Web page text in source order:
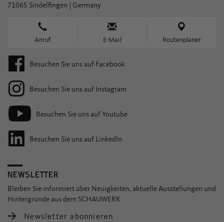
71065 Sindelfingen | Germany
Anruf E-Mail Routenplaner
Besuchen Sie uns auf Facebook
Besuchen Sie uns auf Instagram
Besuchen Sie uns auf Youtube
Besuchen Sie uns auf LinkedIn
NEWSLETTER
Bleiben Sie informiert über Neuigkeiten, aktuelle Ausstellungen und
Hintergründe aus dem SCHAUWERK
Newsletter abonnieren